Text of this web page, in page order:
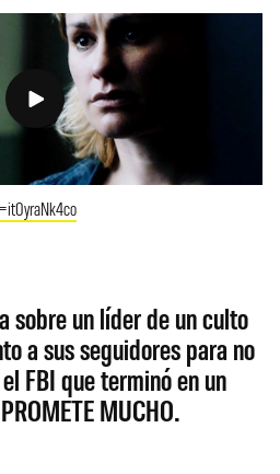
sobre un líder de un culto
a sus seguidores para no
FBI que terminó en un
MUCHO.